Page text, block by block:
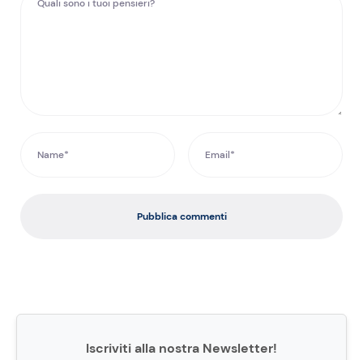
Pubblica commenti
Iscriviti alla nostra Newsletter!